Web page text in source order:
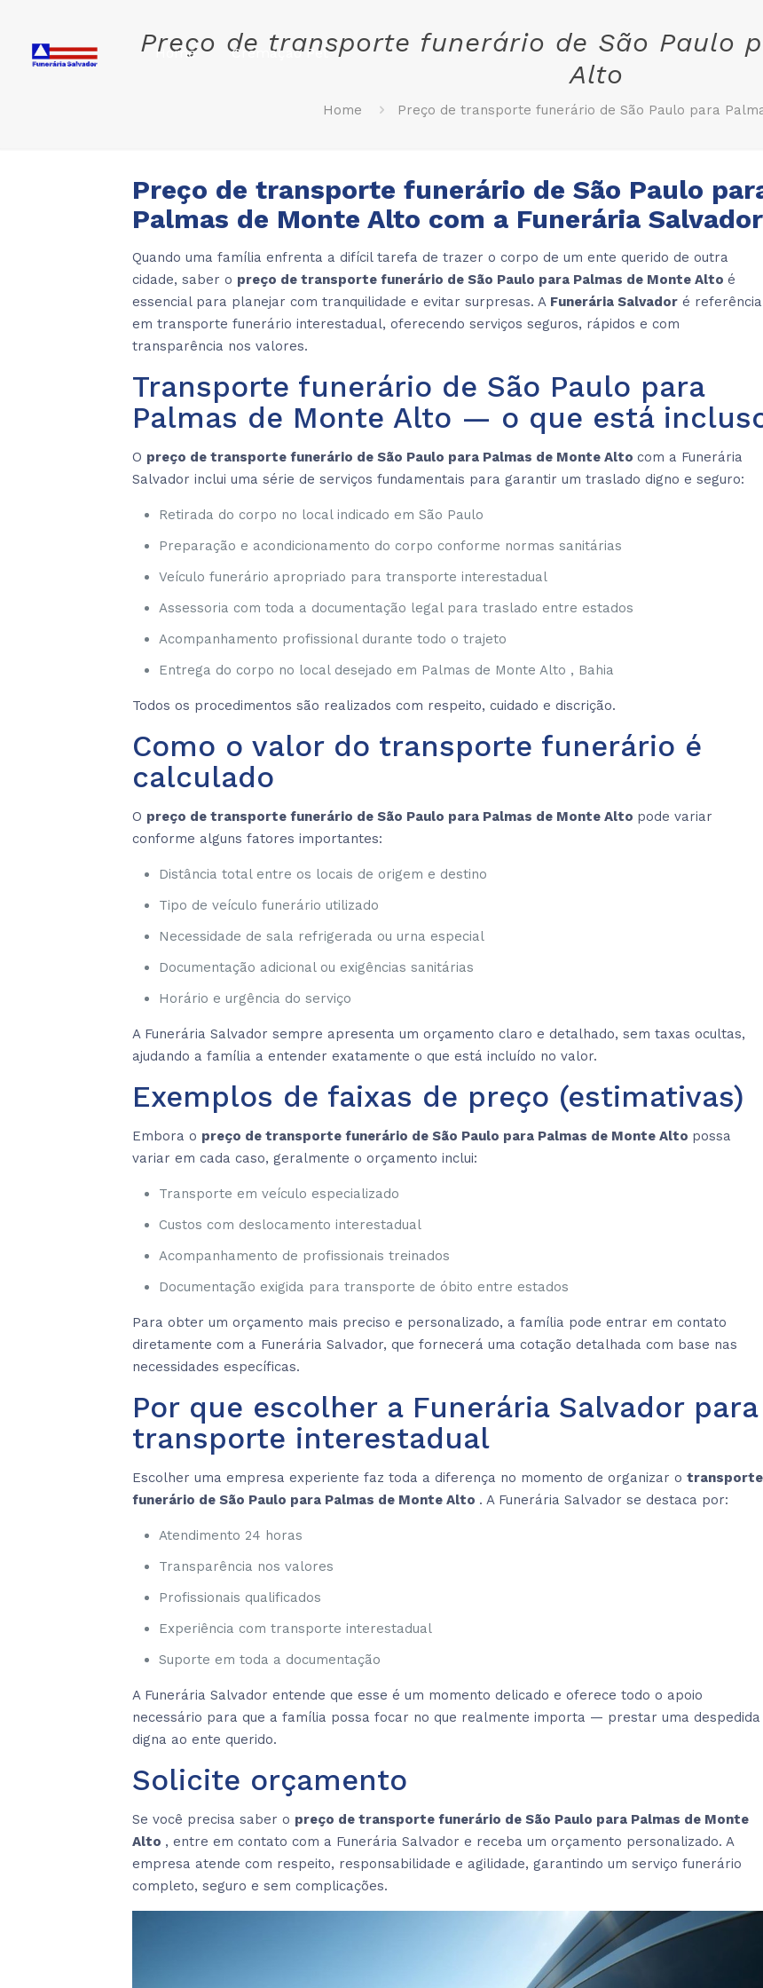
Home Cremação Pet
Preço de transporte funerário de São Paulo
Alto
Home Preço de transporte funerário de São Paulo para
Preço de transporte funerário de São Paulo
Palmas de Monte Alto com a Funerária Salvador
Quando uma família enfrenta a difícil tarefa de trazer o corpo de um ente querido de outra
cidade, saber o preço de transporte funerário de São Paulo para Palmas de Monte Altoé
essencial para planejar com tranquilidade e evitar surpresas. A Funerária Salvador é referência
em transporte funerário interestadual, oferecendo serviços seguros, rápidos e com
transparência nos valores.
Transporte funerário de São Paulo para
Palmas de Monte Alto — o que está
O preço de transporte funerário de São Paulo para Palmas de Monte Altocom a Funerária
Salvador inclui uma série de serviços fundamentais para garantir um traslado digno e seguro:
Retirada do corpo no local indicado em São Paulo
Preparação e acondicionamento do corpo conforme normas sanitárias
Veículo funerário apropriado para transporte interestadual
Assessoria com toda a documentação legal para traslado entre estados
Acompanhamento profissional durante todo o trajeto
Entrega do corpo no local desejado em Palmas de Monte Alto , Bahia
Todos os procedimentos são realizados com respeito, cuidado e discrição.
Como o valor do transporte funerário é
calculado
O preço de transporte funerário de São Paulo para Palmas de Monte Alto pode variar
conforme alguns fatores importantes:
Distância total entre os locais de origem e destino
Tipo de veículo funerário utilizado
Necessidade de sala refrigerada ou urna especial
Documentação adicional ou exigências sanitárias
Horário e urgência do serviço
A Funerária Salvador sempre apresenta um orçamento claro e detalhado, sem taxas ocultas,
ajudando a família a entender exatamente o que está incluído no valor.
Exemplos de faixas de preço (estimativas)
Embora o preço de transporte funerário de São Paulo para Palmas de Monte Alto possa
variar em cada caso, geralmente o orçamento inclui:
Transporte em veículo especializado
Custos com deslocamento interestadual
Acompanhamento de profissionais treinados
Documentação exigida para transporte de óbito entre estados
Para obter um orçamento mais preciso e personalizado, a família pode entrar em contato
diretamente com a Funerária Salvador, que fornecerá uma cotação detalhada com base nas
necessidades específicas.
Por que escolher a Funerária Salvador para
transporte interestadual
Escolher uma empresa experiente faz toda a diferença no momento de organizar otransporte
funerário de São Paulo para Palmas de Monte Alto . A Funerária Salvador se destaca por:
Atendimento 24 horas
Transparência nos valores
Profissionais qualificados
Experiência com transporte interestadual
Suporte em toda a documentação
A Funerária Salvador entende que esse é um momento delicado e oferece todo o apoio
necessário para que a família possa focar no que realmente importa — prestar uma despedida
digna ao ente querido.
Solicite orçamento
Se você precisa saber o preço de transporte funerário de São Paulo para Palmas de Monte
Alto , entre em contato com a Funerária Salvador e receba um orçamento personalizado. A
empresa atende com respeito, responsabilidade e agilidade, garantindo um serviço funerário
completo, seguro e sem complicações.